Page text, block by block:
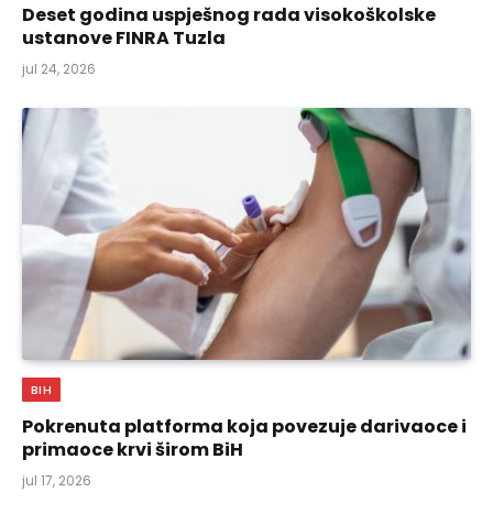
Deset godina uspješnog rada visokoškolske
ustanove FINRA Tuzla
jul 24, 2026
BIH
Pokrenuta platforma koja povezuje darivaoce i
primaoce krvi širom BiH
jul 17, 2026